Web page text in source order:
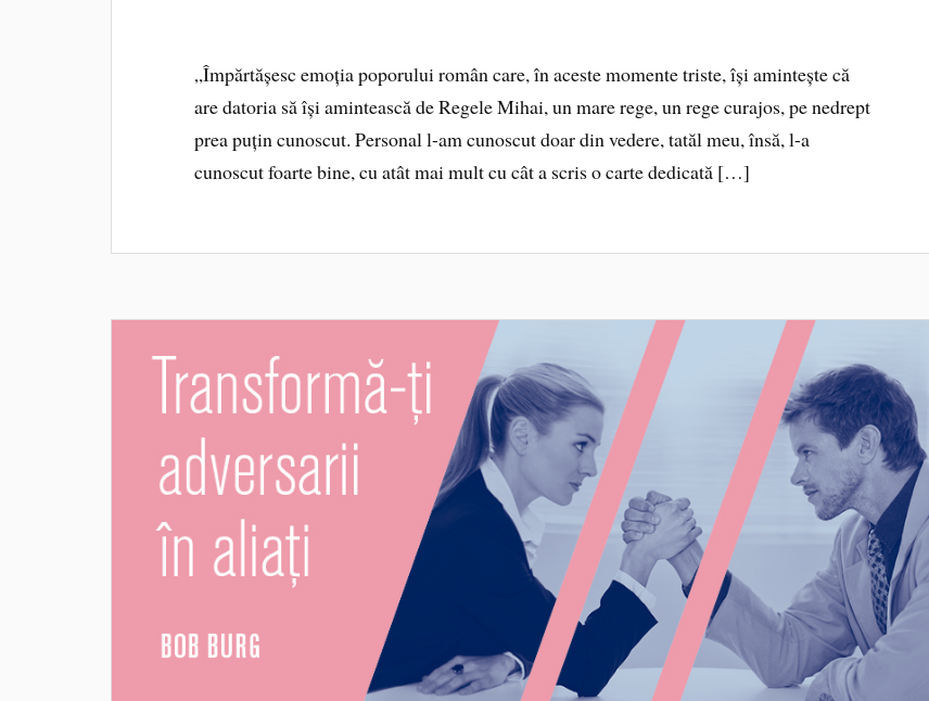
„Împărtășesc emoția poporului român care, în aceste momente triste, își amintește că
are datoria să își amintească de Regele Mihai, un mare rege, un rege curajos, pe nedrept
prea puțin cunoscut. Personal l-am cunoscut doar din vedere, tatăl meu, însă, l-a
cunoscut foarte bine, cu atât mai mult cu cât a scris o carte dedicată […]